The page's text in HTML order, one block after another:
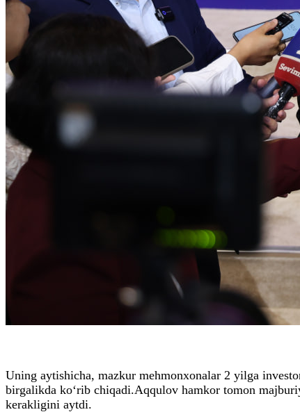
Uning aytishicha, mazkur mehmonxonalar 2 yilga
birgalikda ko‘rib chiqadi.Aqqulov hamkor tomon
kerakligini aytdi.